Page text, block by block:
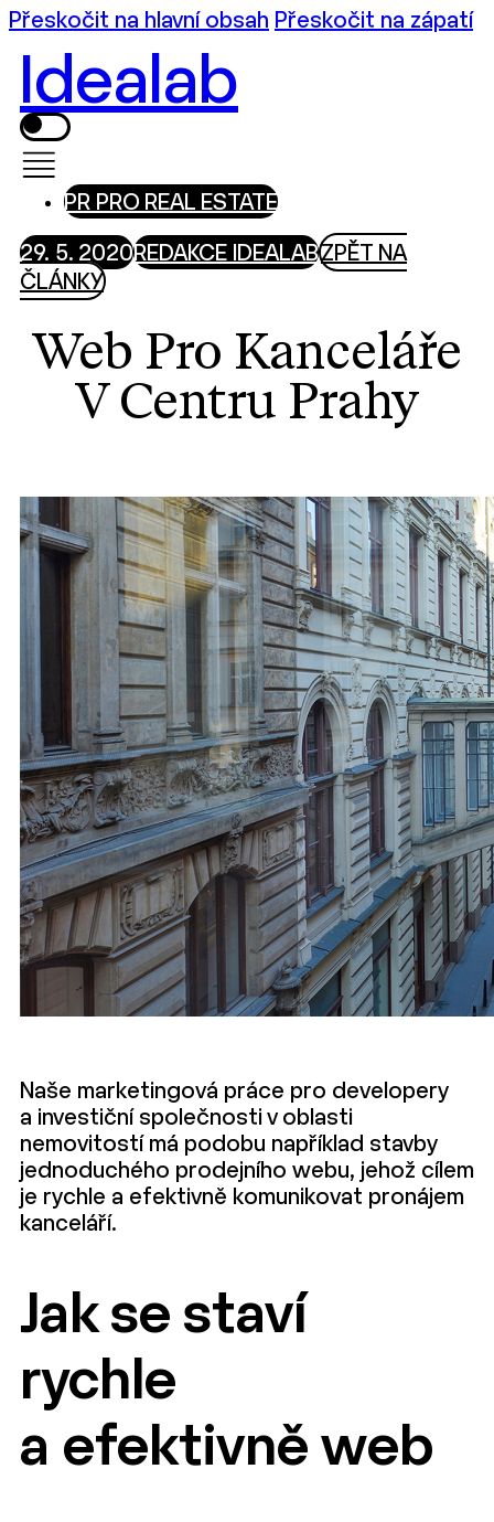
Přeskočit na hlavní obsah Přeskočit na zápatí
Idealab
PR PRO REAL ESTATE
29. 5. 2020REDAKCE IDEALABZPĚT NA
ČLÁNKY
Web Pro Kanceláře
V Centru Prahy
Naše marketingová práce pro developery
a investiční společnosti v oblasti
nemovitostí má podobu například stavby
jednoduchého prodejního webu, jehož cílem
je rychle a efektivně komunikovat pronájem
kanceláří.
Jak se staví
rychle
a efektivně web